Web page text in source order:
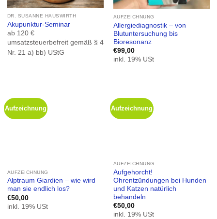
DR. SUSANNE HAUSWIRTH
Akupunktur-Seminar
ab 120 €
umsatzsteuerbefreit gemäß § 4
Nr. 21 a) bb) UStG
AUFZEICHNUNG
Allergiediagnostik – von
Blutuntersuchung bis
Bioresonanz
€99,00
inkl. 19% USt
Aufzeichnung
AUFZEICHNUNG
Alptraum Giardien – wie wird
man sie endlich los?
€50,00
inkl. 19% USt
Aufzeichnung
AUFZEICHNUNG
Aufgehorcht!
Ohrentzündungen bei Hunden
und Katzen natürlich
behandeln
€50,00
inkl. 19% USt